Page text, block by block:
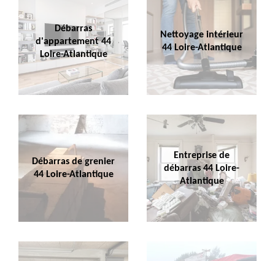
Débarras
d'appartement 44
Loire-Atlantique
Nettoyage intérieur
44 Loire-Atlantique
Débarras de grenier
44 Loire-Atlantique
Entreprise de
débarras 44 Loire-
Atlantique